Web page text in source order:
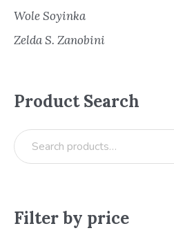
Wole Soyinka
Zelda S. Zanobini
Product Search
Filter by price